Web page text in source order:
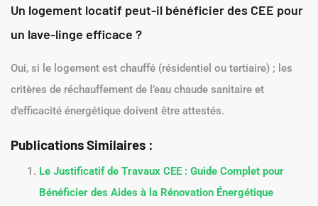
Un logement locatif peut-il bénéficier des CEE pour
un lave-linge efficace ?
Oui, si le logement est chauffé (résidentiel ou tertiaire) ; les
critères de réchauffement de l’eau chaude sanitaire et
d’efficacité énergétique doivent être attestés.
Publications Similaires :
Le Justificatif de Travaux CEE : Guide Complet pour
Bénéficier des Aides à la Rénovation Énergétique